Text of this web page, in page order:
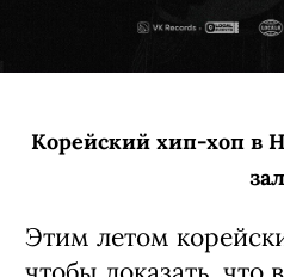
Кинотеатр «Победа»
18+